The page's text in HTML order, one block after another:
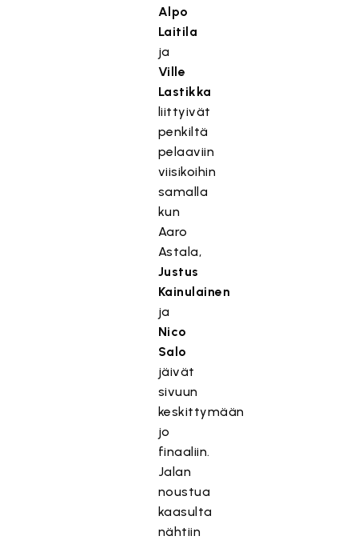
Alpo
Laitila
ja
Ville
Lastikka
liittyivät
penkiltä
pelaaviin
viisikoihin
samalla
kun
Aaro
Astala,
Justus
Kainulainen
ja
Nico
Salo
jäivät
sivuun
keskittymään
jo
finaaliin.
Jalan
noustua
kaasulta
nähtiin